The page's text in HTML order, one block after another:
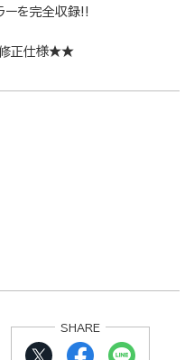
ーを完全収録!!
修正仕様★★
SHARE